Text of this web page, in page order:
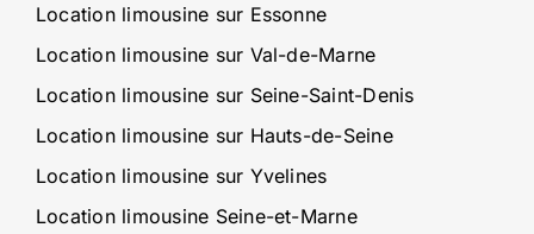
Location limousine sur Essonne
Location limousine sur Val-de-Marne
Location limousine sur Seine-Saint-Denis
Location limousine sur Hauts-de-Seine
Location limousine sur Yvelines
Location limousine Seine-et-Marne